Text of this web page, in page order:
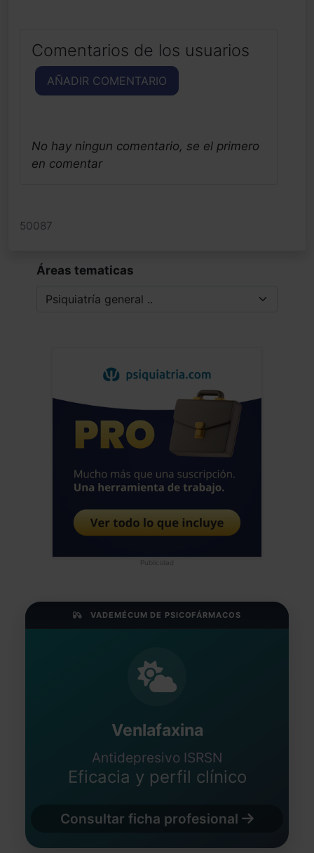
Comentarios de los usuarios
AÑADIR COMENTARIO
No hay ningun comentario, se el primero
en comentar
50087
Áreas tematicas
Publicidad
VADEMÉCUM DE PSICOFÁRMACOS
Venlafaxina
Antidepresivo ISRSN
Eficacia y perfil clínico
Consultar ficha profesional